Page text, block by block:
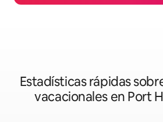
Estadísticas rápidas
vacacionales en Port